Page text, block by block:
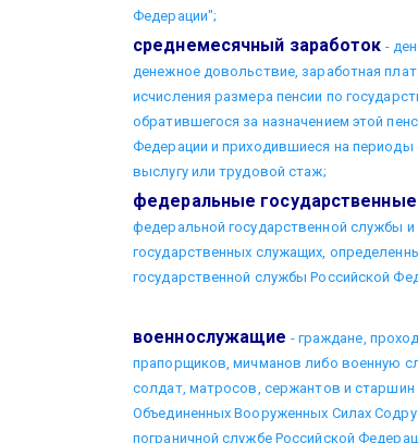
Федерации";
среднемесячный заработок -
денежное довольствие, заработная
исчисления размера пенсии по
обратившегося за назначением этой
Федерации и приходившиеся на
выслугу или трудовой стаж;
федеральные
федеральной государственной службы
государственных служащих,
государственной службы Российской
военнослужащие - граждане,
прапорщиков, мичманов либо военную
солдат, матросов, сержантов и
Объединенных Вооруженных Силах
пограничной службе Российской